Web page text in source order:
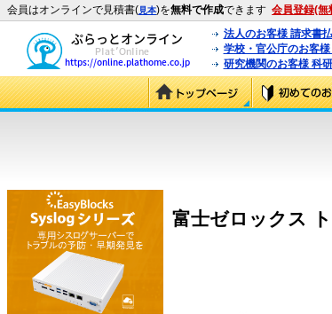
会員はオンラインで見積書(見本)を無料で作成できます 会員登録(無
法人のお客様 請求書
学校・官公庁のお客
研究機関のお客様 科
富士ゼロックス